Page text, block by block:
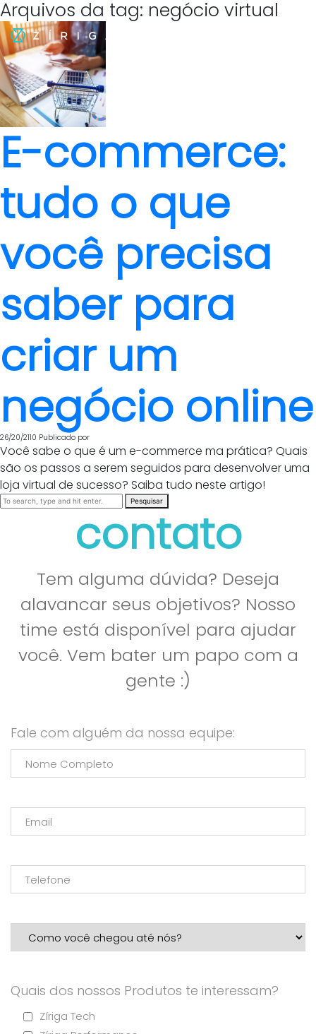
Arquivos da tag: negócio virtual
E-commerce:
tudo o que
você precisa
saber para
criar um
negócio online
26/20/2110 Publicado por
Você sabe o que é um e-commerce ma prática? Quais
são os passos a serem seguidos para desenvolver uma
loja virtual de sucesso? Saiba tudo neste artigo!
Pesquisar
contato
Tem alguma dúvida? Deseja
alavancar seus objetivos? Nosso
time está disponível para ajudar
você. Vem bater um papo com a
gente :)
Fale com alguém da nossa equipe:
Quais dos nossos Produtos te interessam?
Zíriga Tech